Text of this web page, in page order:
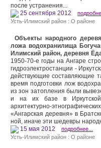
после устранения...
25 сентября 2012
Усть-Илимский район : О районе
Объекты народного
ложа водохранилища
Илимский район, деревня
1950-70-е годы на Ангаре
гид­роэлектростанции -
действующие составляющие
время подготовки лож
из зон затопления были
и на их базе в Иркутской
архитектурно-
«Ангарская деревня» в
ной, иначе эти шедевры
15 мая 2012 подробнее...
Усть-Илимский район : О районе